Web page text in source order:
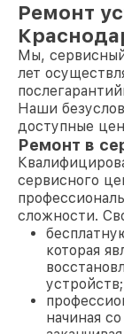
Ремонт
Мы,
лет
Наши
доступные
Ремонт в
сервисного
сложности.
которая
устройств;
начиная